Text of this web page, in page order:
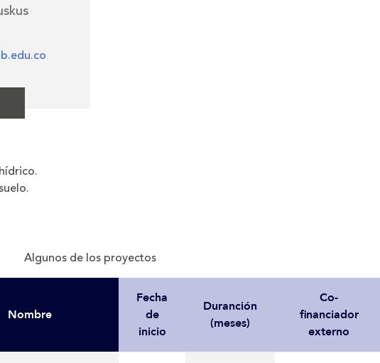
Algunos de los proyectos
Nombre
Fecha
de
inicio
Duranción
(meses)
Co-
financiador
externo